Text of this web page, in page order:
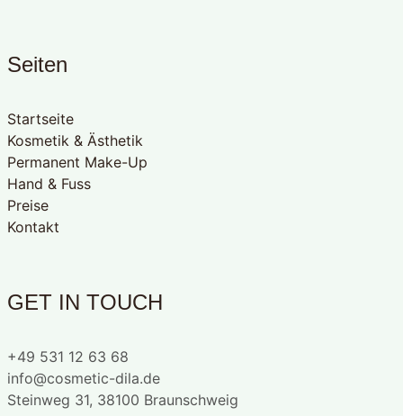
Seiten
Startseite
Kosmetik & Ästhetik
Permanent Make-Up
Hand & Fuss
Preise
Kontakt
GET IN TOUCH
+49 531 12 63 68
info@cosmetic-dila.de
Steinweg 31, 38100 Braunschweig